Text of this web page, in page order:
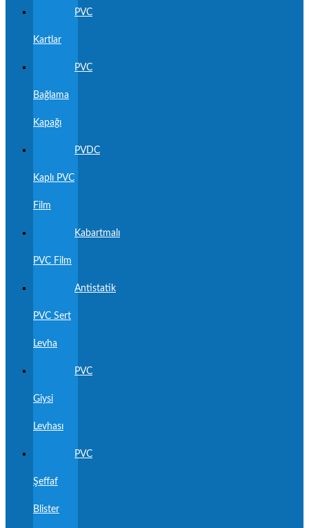
PVC
Kartlar
PVC
Bağlama
Kapağı
PVDC
Kaplı PVC
Film
Kabartmalı
PVC Film
Antistatik
PVC Sert
Levha
PVC
Giysi
Levhası
PVC
Şeffaf
Blister